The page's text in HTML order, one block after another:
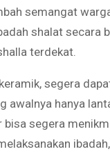
semangat
shalat secara
terdekat.
segera
awalnya hanya
bisa segera